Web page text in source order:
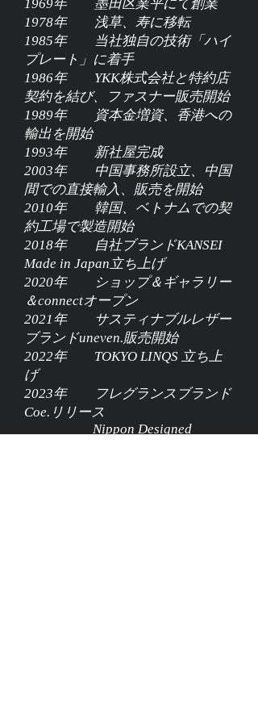
1969年 墨田区業平にて創業
1978年 浅草、寿に移転
1985年 当社独自の技術「ハイ
プレート」に着手
1986年 YKK株式会社と特約店
契約を結び、ファスナー販売開始
1989年 資本金増資、香港への
輸出を開始
1993年 新社屋完成
2003年 中国事務所設立、中国
間での直接輸入、販売を開始
2010年 韓国、ベトナムでの契
約工場で製造開始
2018年 自社ブランドKANSEI
Made in Japan立ち上げ
​2020年 ショップ＆ギャラリー
＆connectオープン
2021年 サスティナブルレザー
ブランドuneven.販売開始
2022年 TOKYO LINQS 立ち上
げ
2023年 フレグランスブランド
Coe.リリース
Nippon Designed